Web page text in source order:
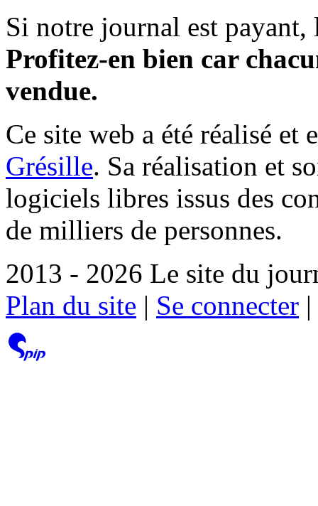
Si notre journal est payant,
Profitez-en bien car
vendue.
Ce site web a été réalisé et
Grésille. Sa réalisation et
logiciels libres issus des
de milliers de personnes.
2013 - 2026 Le site du
Plan du site | Se connecter |